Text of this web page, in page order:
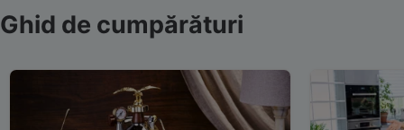
Ghid de cumpărături